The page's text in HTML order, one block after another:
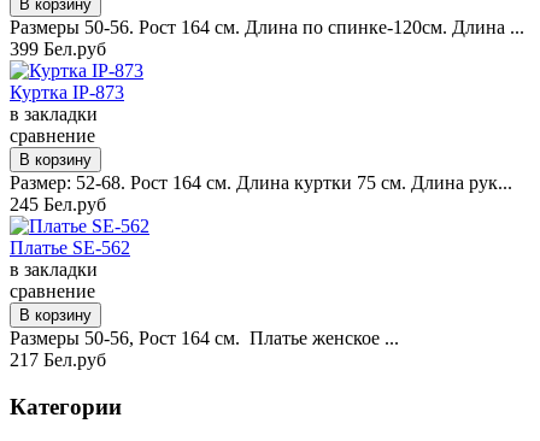
Размеры 50-56. Рост 164 см. Длина по спинке-120см. Длина ...
399 Бел.руб
Куртка IP-873
в закладки
сравнение
Размер: 52-68. Рост 164 см. Длина куртки 75 см. Длина рук...
245 Бел.руб
Платье SE-562
в закладки
сравнение
Размеры 50-56, Рост 164 см. Платье женское ...
217 Бел.руб
Категории